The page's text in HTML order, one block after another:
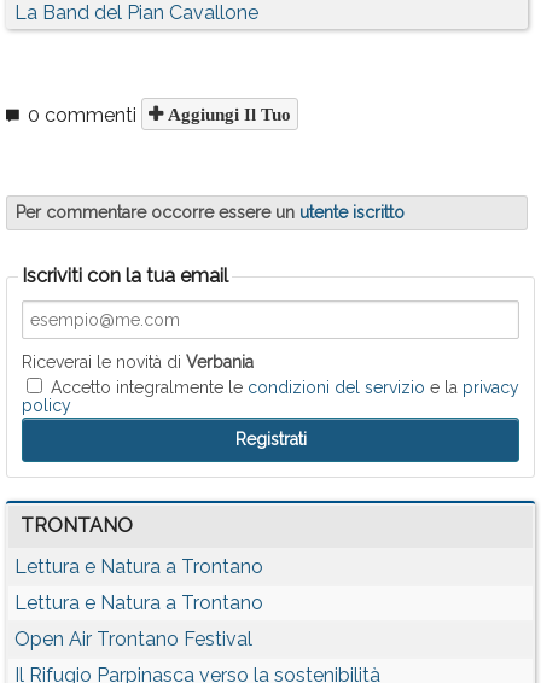
La Band del Pian Cavallone
0 commenti Aggiungi Il Tuo
Per commentare occorre essere un utente iscritto
Iscriviti con la tua email
Riceverai le novità di Verbania
Accetto integralmente le condizioni del servizio e la privacy
policy
TRONTANO
Lettura e Natura a Trontano
Lettura e Natura a Trontano
Open Air Trontano Festival
Il Rifugio Parpinasca verso la sostenibilità